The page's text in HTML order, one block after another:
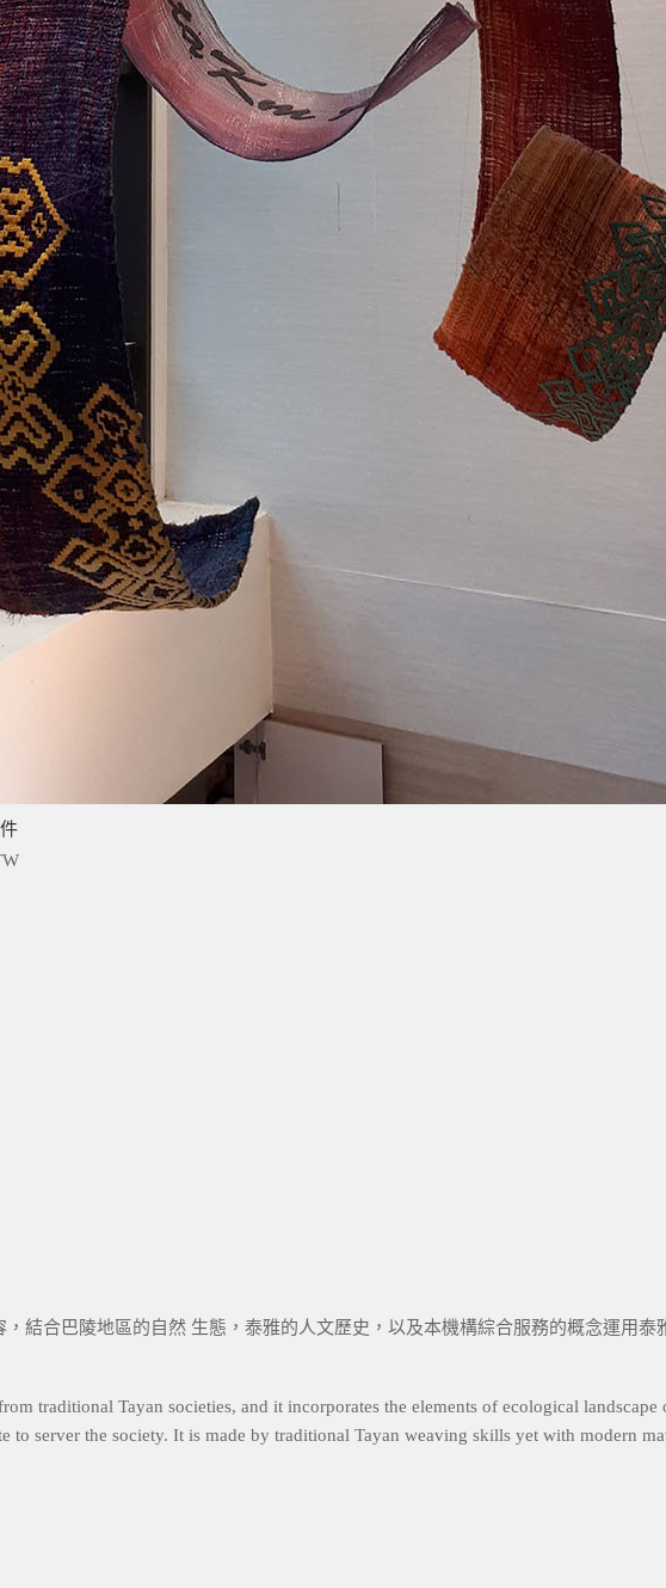
結合巴陵地區的自然 生態，泰雅的人文歷史，以及本機構綜合服務的概念運用泰
traditional Tayan societies, and it incorporates the elements of ecological
to server the society. It is made by traditional Tayan weaving skills yet with modern